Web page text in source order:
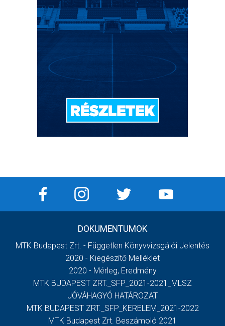
DOKUMENTUMOK
MTK Budapest Zrt. - Független Könyvvizsgálói Jelentés
2020 - Kiegészítő Melléklet
2020 - Mérleg, Eredmény
MTK BUDAPEST ZRT._SFP_2021-2021_MLSZ
JÓVÁHAGYÓ HATÁROZAT
MTK BUDAPEST ZRT._SFP_KERELEM_2021-2022
MTK Budapest Zrt. Beszámoló 2021